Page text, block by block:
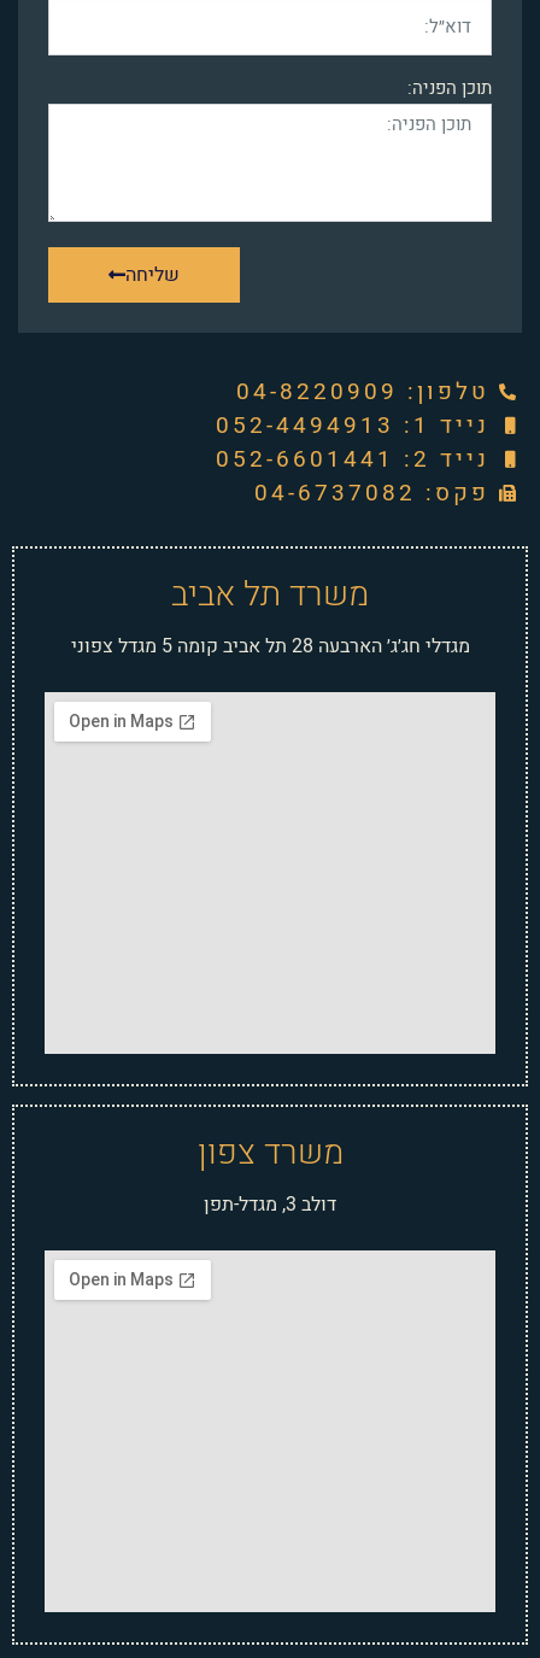
תוכן הפניה:
שליחה
טלפון: ‭04-8220909‬
נייד 1: 052-4494913
נייד 2: 052-6601441
פקס: 04-6737082
משרד תל אביב
מגדלי חג׳ג׳ הארבעה 28 תל אביב קומה 5 מגדל צפוני
משרד צפון
דולב 3, מגדל-תפן